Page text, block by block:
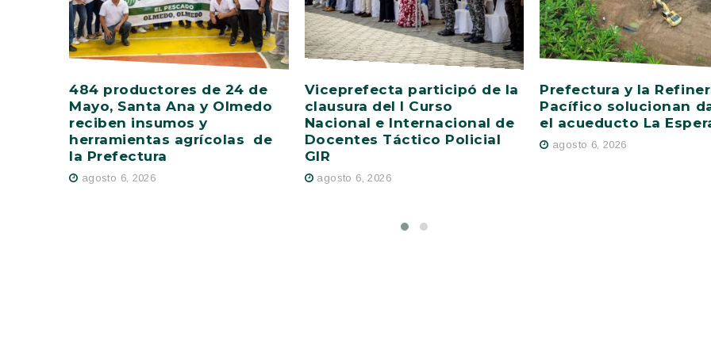
484 productores de 24 de
Mayo, Santa Ana y Olmedo
reciben insumos y
herramientas agrícolas de
la Prefectura
agosto 6, 2026
Viceprefecta participó de la
clausura del I Curso
Nacional e Internacional de
Docentes Táctico Policial
GIR
agosto 6, 2026
Prefectura y la
Pacífico solucionan
el acueducto La
agosto 6, 2026